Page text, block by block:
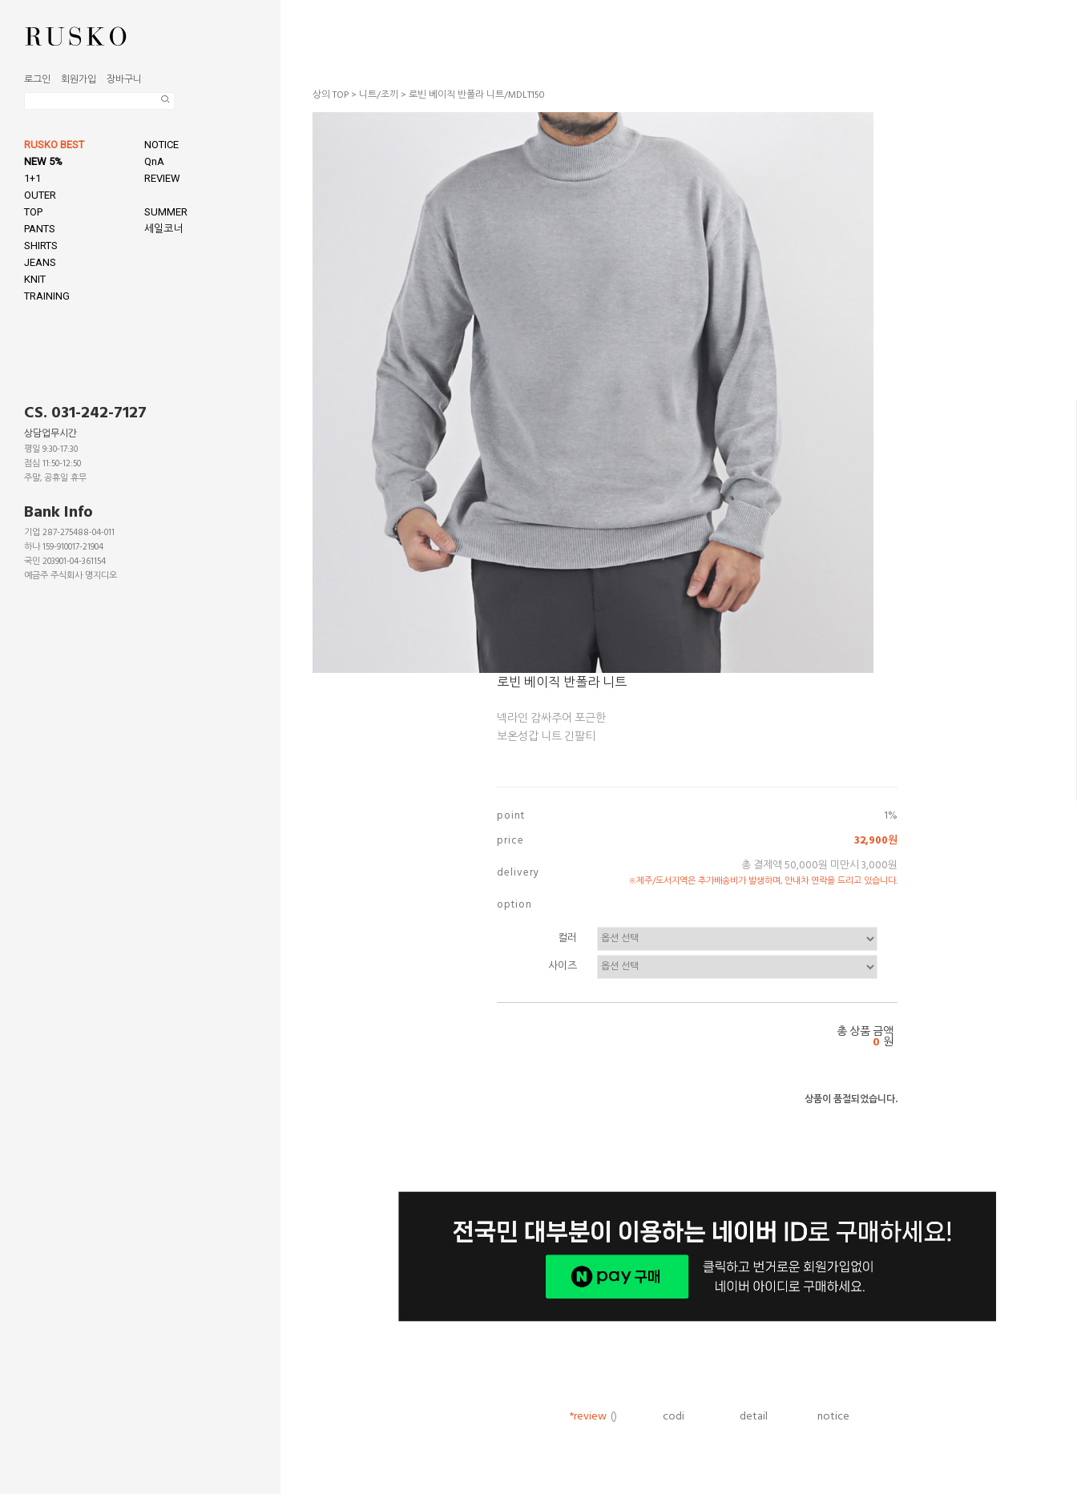
로그인 회원가입 장바구니
RUSKO BEST
NEW 5%
1+1
OUTER
TOP
PANTS
SHIRTS
JEANS
KNIT
TRAINING
NOTICE
QnA
REVIEW
SUMMER
세일코너
CS. 031-242-7127
상담업무시간
평일 9:30-17:30
점심 11:50-12:50
주말, 공휴일 휴무
Bank Info
기업 287-275488-04-011
하나 159-910017-21904
국민 203901-04-361154
예금주 주식회사 명지디오
상의 TOP > 니트/조끼 > 로빈 베이직 반폴라 니트/MDLT150
로빈 베이직 반폴라 니트
넥라인 감싸주어 포근한
보온성갑 니트 긴팔티
p o i n t
1%
p r i c e
32,900원
d e l i v e r y
총 결제액 50,000원 미만시 3,000원
※제주/도서지역은 추가배송비가 발생하며, 안내차 연락을 드리고 있습니다.
o p t i o n
컬러
사이즈
총 상품 금액
0 원
상품이 품절되었습니다.
*review () codi detail notice